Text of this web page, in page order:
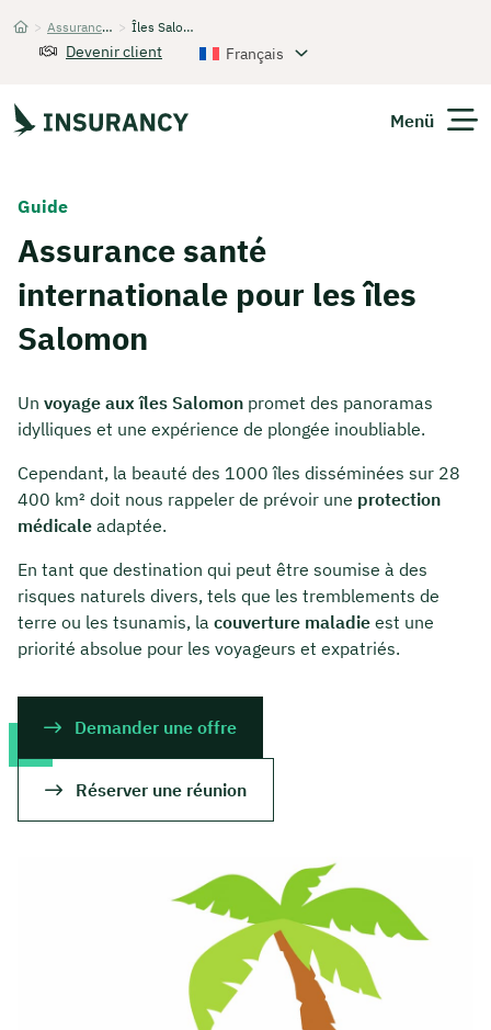
Startseite
> Assurance santé internationale > Îles Salomon
Devenir client Français
Menü
Guide
Assurance santé
internationale pour les îles
Salomon
Un voyage aux îles Salomon promet des panoramas
idylliques et une expérience de plongée inoubliable.
Cependant, la beauté des 1000 îles disséminées sur 28
400 km² doit nous rappeler de prévoir une protection
médicale adaptée.
En tant que destination qui peut être soumise à des
risques naturels divers, tels que les tremblements de
terre ou les tsunamis, la couverture maladie est une
priorité absolue pour les voyageurs et expatriés.
Demander une offre
Réserver une réunion